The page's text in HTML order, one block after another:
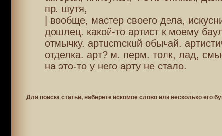
пр. шутя,
| вообще, мастер своего дела,
дошлец. какой-то артист к моему
отмычку. артucmcкuй обычай.
отделка. арт? м. перм. толк, лад,
на это-то у него арту не стало.
Для поиска статьи, наберете искомое слово или несколько его